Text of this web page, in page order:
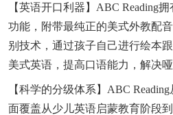
【英语开口利器】ABC Reading
功能，附带最纯正的美式外教配
别技术，通过孩子自己进行绘本
美式英语，提高口语能力，解决哑
【科学的分级体系】ABC
面覆盖从少儿英语启蒙教育阶段